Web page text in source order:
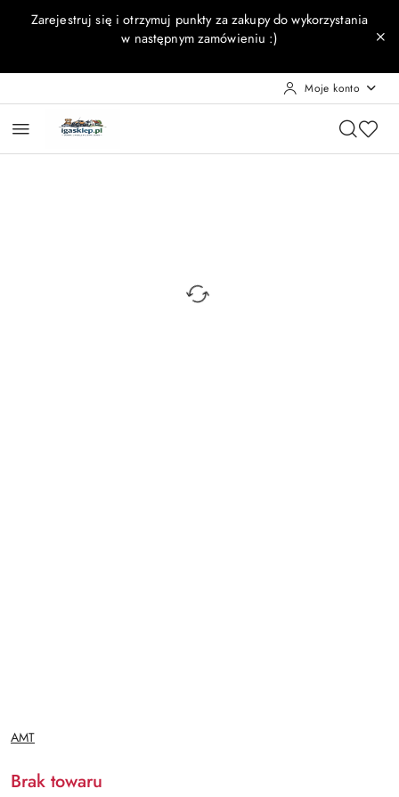
Przejdź do treści głównej
Przejdź do wyszukiwarki
Przejdź do moje konto
Przejdź do menu głównego
Przejdź do opisu produktu
Przejdź do stopki
Zarejestruj się i otrzymuj punkty za zakupy do wykorzystania
w następnym zamówieniu :)
Moje konto
NAZWA
PRODUCENTA:
AMT
Brak towaru